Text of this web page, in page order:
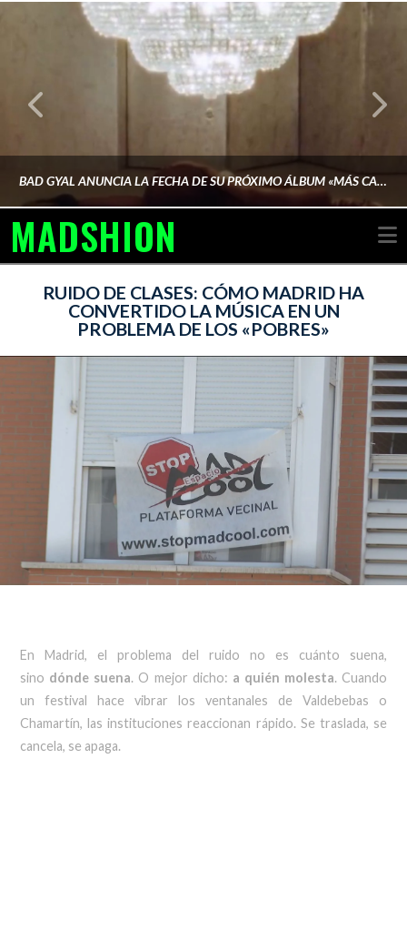
BAD GYAL ANUNCIA LA FECHA DE SU PRÓXIMO ÁLBUM «MÁS CARA»
MADSHION
RUIDO DE CLASES: CÓMO MADRID HA
CONVERTIDO LA MÚSICA EN UN
PROBLEMA DE LOS «POBRES»
En Madrid, el problema del ruido no es cuánto suena,
sino dónde suena. O mejor dicho: a quién molesta. Cuando
un festival hace vibrar los ventanales de Valdebebas o
Chamartín, las instituciones reaccionan rápido. Se traslada, se
cancela, se apaga.